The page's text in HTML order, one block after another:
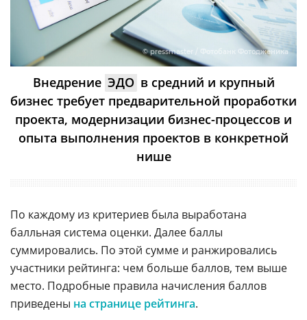
© pressmaster / Фотобанк Фотодженика
Внедрение ЭДО в средний и крупный
бизнес требует предварительной проработки
проекта, модернизации бизнес-процессов и
опыта выполнения проектов в конкретной
нише
По каждому из критериев была выработана
балльная система оценки. Далее баллы
суммировались. По этой сумме и ранжировались
участники рейтинга: чем больше баллов, тем выше
место. Подробные правила начисления баллов
приведены на странице рейтинга.